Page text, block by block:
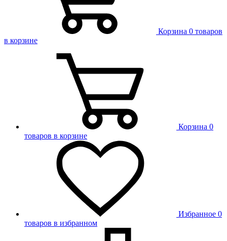
Корзина 0 товаров
в корзине
Корзина 0
товаров в корзине
Избранное 0
товаров в избранном